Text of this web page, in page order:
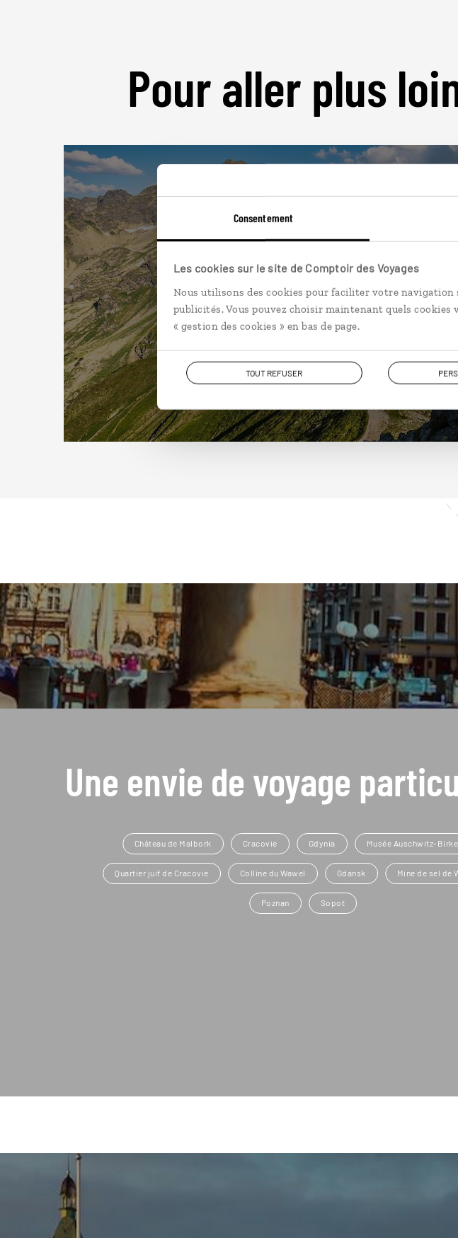
Consentement
Les cookies sur le site de Comptoir des Voyages
Nous utilisons des cookies pour faciliter votre
publicités. Vous pouvez choisir maintenant quels
« gestion des cookies » en bas de page.
TOUT REFUSER
Pour aller plus
Nos 6
Une envie de voyage
Château de Malbork Cracovie Gdynia Musée Auschwitz-
Quartier juif de Cracovie Colline du Wawel Gdansk Mine de sel de
Poznan Sopot